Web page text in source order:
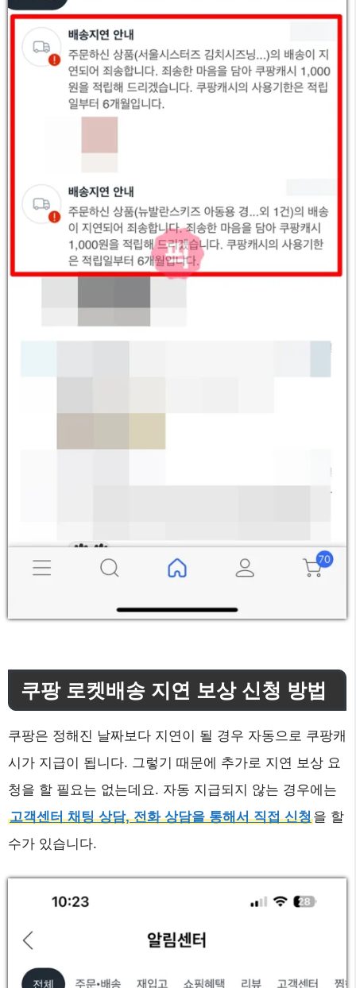
쿠팡 로켓배송 지연 보상 신청 방법
쿠팡은 정해진 날짜보다 지연이 될 경우 자동으로 쿠팡캐
시가 지급이 됩니다. 그렇기 때문에 추가로 지연 보상 요
청을 할 필요는 없는데요. 자동 지급되지 않는 경우에는
고객센터 채팅 상담, 전화 상담을 통해서 직접 신청을 할
수가 있습니다.